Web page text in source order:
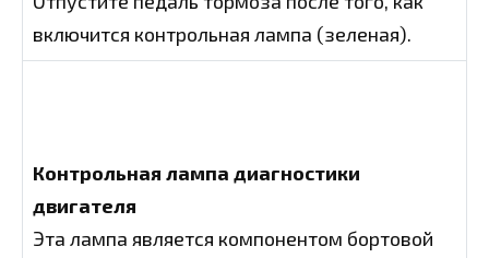
включится контрольная лампа (зеленая).
Контрольная лампа диагностики
двигателя
Эта лампа является компонентом бортовой